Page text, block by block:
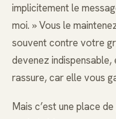
implicitement le
moi. » Vous le
souvent contre votre
devenez
rassure, car elle vous
Mais c’est une place